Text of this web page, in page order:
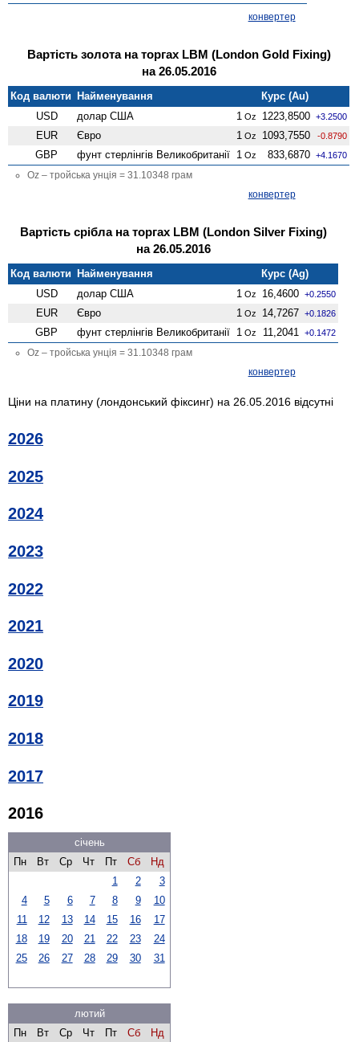
конвертер
Вартість золота на торгах LBM (London Gold Fixing)
на 26.05.2016
Код валюти Найменування
Курс (Au)
USD
долар США 1 Oz 1223,8500 +3.2500
EUR Євро 1 Oz 1093,7550 -0.8790
GBP фунт стерлінгів Велико­британії 1 Oz 833,6870 +4.1670
Oz – тройська унція = 31.10348 грам
конвертер
Вартість срібла на торгах LBM (London Silver Fixing)
на 26.05.2016
Код валюти Найменування
Курс (Ag)
USD
долар США 1 Oz 16,4600 +0.2550
EUR Євро 1 Oz 14,7267 +0.1826
GBP фунт стерлінгів Велико­британії 1 Oz 11,2041 +0.1472
Oz – тройська унція = 31.10348 грам
конвертер
Ціни на платину (лондонський фіксинг) на 26.05.2016 відсутні
2026
2025
2024
2023
2022
2021
2020
2019
2018
2017
2016
січень
Пн
Вт Ср Чт Пт Сб
Нд
1
2
3
4
5 6 7 8 9
10
11
12 13 14 15 16
17
18
19 20 21 22 23
24
25
26 27 28 29 30 31
лютий
Пн
Вт Ср Чт Пт Сб Нд